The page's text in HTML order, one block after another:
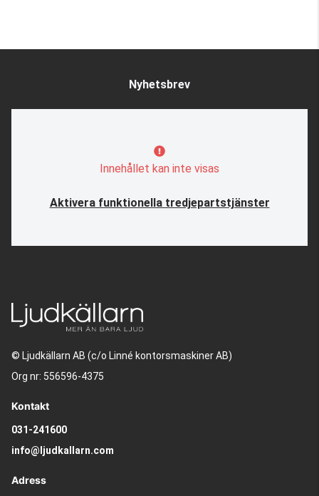
Nyhetsbrev
Innehållet kan inte visas
Aktivera funktionella tredjepartstjänster
© Ljudkällarn AB (c/o Linné kontorsmaskiner AB)
Org nr: 556596-4375
Kontakt
031-241600
info@ljudkallarn.com
Adress